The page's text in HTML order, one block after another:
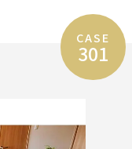
CASE
301